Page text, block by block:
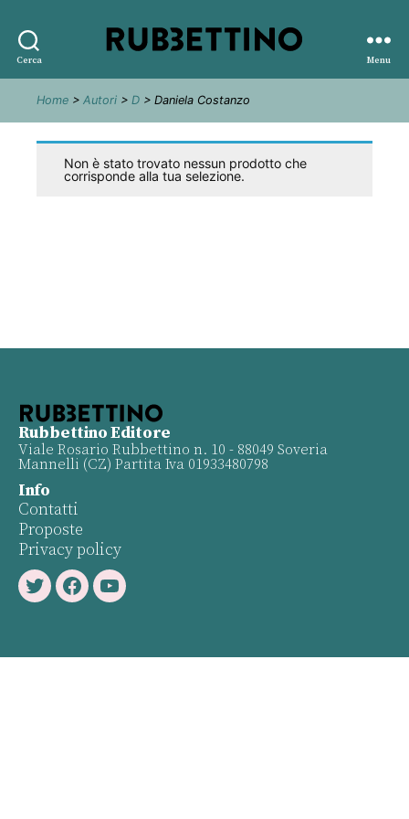
Cerca
editore
Menu
Home > Autori > D > Daniela Costanzo
Non è stato trovato nessun prodotto che
corrisponde alla tua selezione.
Rubbettino Editore
Viale Rosario Rubbettino n. 10 - 88049 Soveria
Mannelli (CZ) Partita Iva 01933480798
Info
Contatti
Proposte
Privacy policy
TwitterFacebookYoutube